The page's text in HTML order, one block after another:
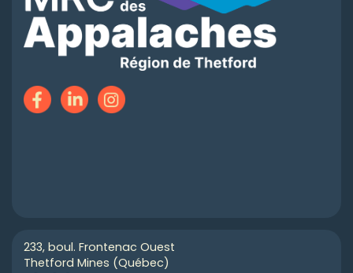
233, boul. Frontenac Ouest
Thetford Mines (Québec)